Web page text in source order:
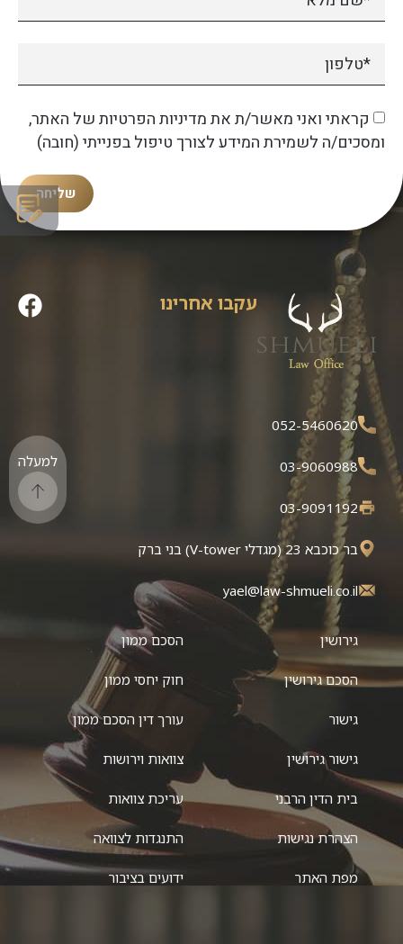
קראתי ואני מאשר/ת את מדיניות הפרטיות של האתר,
ומסכים/ה לשמירת המידע לצורך טיפול בפנייתי (חובה)
שליחה
עקבו אחרינו
052-5460620
03-9060988
03-9091192
בר כוכבא 23 (מגדלי V-tower) בני ברק
yael@law-shmueli.co.il
גירושין
הסכם גירושין
גישור
גישור גירושין
בית הדין הרבני
הצהרת נגישות
מפת האתר
הסכם ממון
חוק יחסי ממון
עורך דין הסכם ממון
צוואות וירושות
עריכת צוואות
התנגדות לצוואה
ידועים בציבור
למעלה